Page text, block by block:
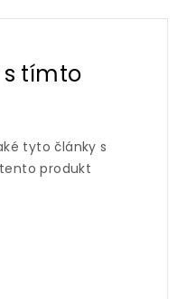
s tímto
tyto články s
produkt